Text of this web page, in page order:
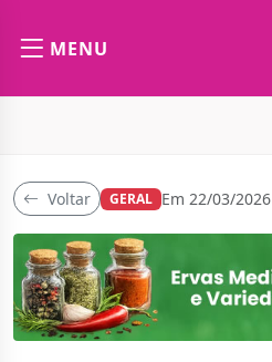
MENU
Voltar GERAL Em 22/03/2026